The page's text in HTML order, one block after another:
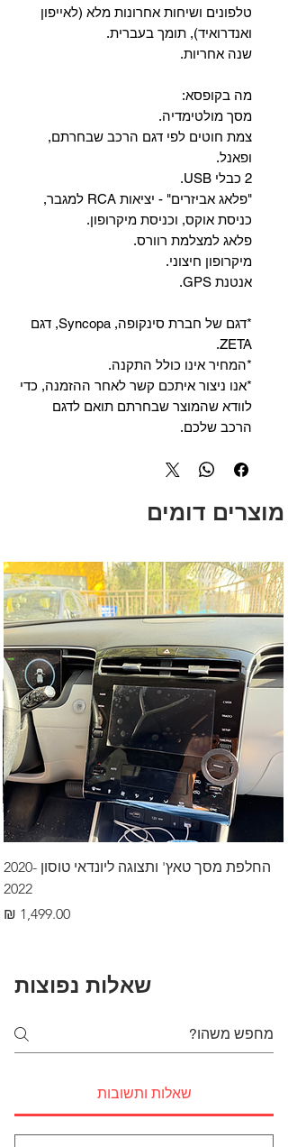
טלפונים ושיחות אחרונות מלא (לאייפון
ואנדרואיד), תומך בעברית.
שנה אחריות.
מה בקופסא:
מסך מולטימדיה.
צמת חוטים לפי דגם הרכב שבחרתם,
ופאנל.
2 כבלי USB.
"פלאג אביזרים" - יציאות RCA למגבר,
כניסת אוקס, וכניסת מיקרופון.
פלאג למצלמת רוורס.
מיקרופון חיצוני.
אנטנת GPS.
*דגם של חברת סינקופה, Syncopa, דגם
ZETA.
*המחיר אינו כולל התקנה.
*אנו ניצור איתכם קשר לאחר ההזמנה, כדי
לוודא שהמוצר שבחרתם תואם לדגם
הרכב שלכם.
מוצרים דומים
החלפת מסך טאץ' ותצוגה ליונדאי טוסון 2020-
2022
מחיר
שאלות נפוצות
שאלות ותשובות